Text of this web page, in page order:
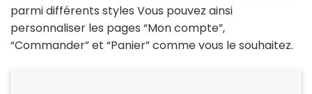
parmi différents styles Vous pouvez ainsi
personnaliser les pages “Mon compte”,
“Commander” et “Panier” comme vous le souhaitez.